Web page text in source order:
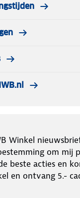
Winkel
om mij
beste acties en
en ontvang 5.-